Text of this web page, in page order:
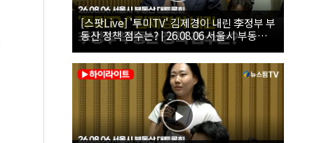
[스팟Live] '투미TV' 김제경이 내린 李정부 부
동산 정책 점수는? | 26.08.06 서울시 부동산
대토론회